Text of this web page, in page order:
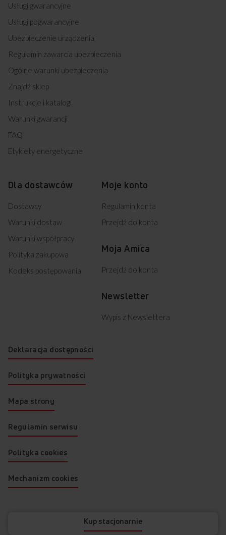
Kup stacjonarnie
Usługi gwarancyjne
Usługi pogwarancyjne
Ubezpieczenie urządzenia
Regulamin zawarcia ubezpieczenia
Ogólne warunki ubezpieczenia
Znajdź sklep
Instrukcje i katalogi
Warunki gwarancji
FAQ
Etykiety energetyczne
Dla dostawców
Dostawcy
Warunki dostaw
Warunki współpracy
Polityka zakupowa
Kodeks postępowania
Moje konto
Regulamin konta
Przejdź do konta
Moja Amica
Przejdź do konta
Newsletter
Wypis z Newslettera
© 2026 AMICA
Deklaracja dostępności
Polityka prywatności
Mapa strony
Regulamin serwisu
Polityka cookies
Mechanizm cookies